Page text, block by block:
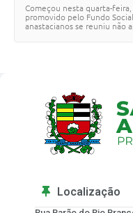
Começou nesta quarta-
promovido pelo Fundo
anastacianos se reuniu não
Localização